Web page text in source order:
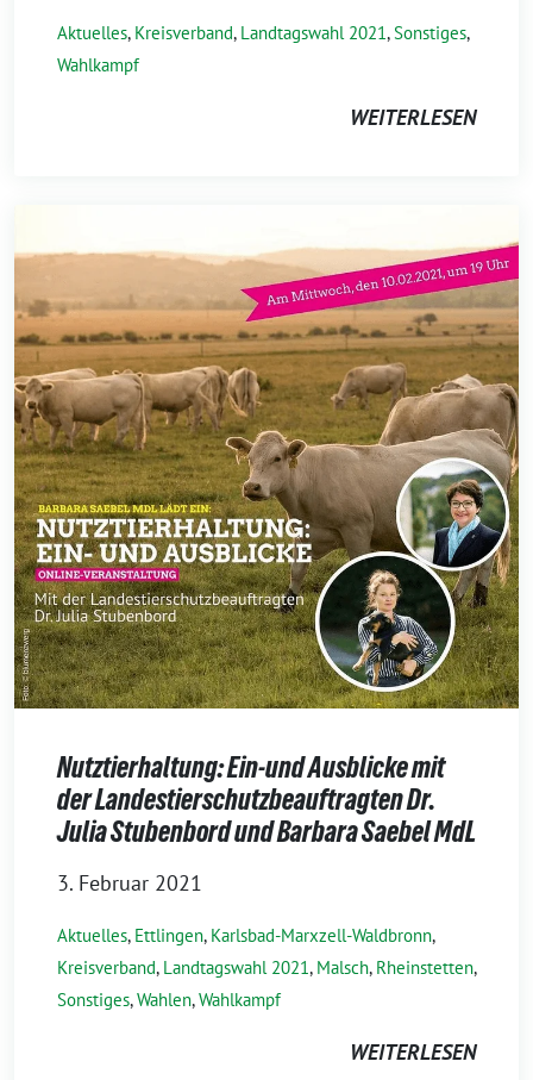
Aktuelles, Kreisverband, Landtagswahl 2021,Sonstiges,
Wahlkampf
WEITERLESEN
Nutztierhaltung: Ein-und Ausblicke mit
der Landestierschutzbeauftragten Dr.
Julia Stubenbord und Barbara Saebel MdL
3. Februar 2021
Aktuelles, Ettlingen, Karlsbad-Marxzell-Waldbronn,
Kreisverband, Landtagswahl 2021, Malsch, Rheinstetten,
Sonstiges,Wahlen,Wahlkampf
WEITERLESEN